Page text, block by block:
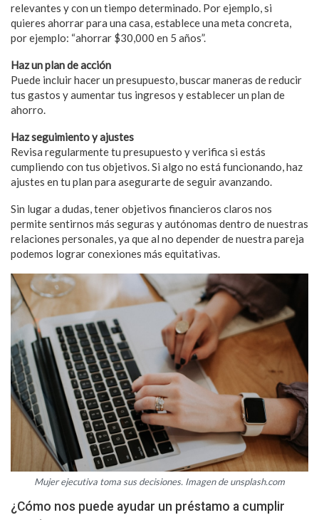
relevantes y con un tiempo determinado. Por ejemplo, si
quieres ahorrar para una casa, establece una meta concreta,
por ejemplo: “ahorrar $30,000 en 5 años”.
Haz un plan de acción
Puede incluir hacer un presupuesto, buscar maneras de reducir
tus gastos y aumentar tus ingresos y establecer un plan de
ahorro.
Haz seguimiento y ajustes
Revisa regularmente tu presupuesto y verifica si estás
cumpliendo con tus objetivos. Si algo no está funcionando, haz
ajustes en tu plan para asegurarte de seguir avanzando.
Sin lugar a dudas, tener objetivos financieros claros nos
permite sentirnos más seguras y autónomas dentro de nuestras
relaciones personales, ya que al no depender de nuestra pareja
podemos lograr conexiones más equitativas.
Mujer ejecutiva toma sus decisiones. Imagen de unsplash.com
¿Cómo nos puede ayudar un préstamo a cumplir